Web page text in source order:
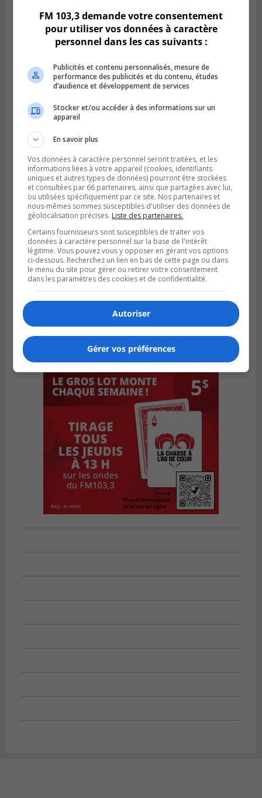
Publié le 27 juillet 2026 à 19h58
Metro prend les moyens pour protéger son
personnel cadre
FM 103,3 demande votre consentement
pour utiliser vos données à caractère
personnel dans les cas suivants :
Publicités et contenu personnalisés, mesure de
performance des publicités et du contenu, études
d’audience et développement de services
Stocker et/ou accéder à des informations sur un
appareil
En savoir plus
Vos données à caractère personnel seront traitées, et les
informations liées à votre appareil (cookies, identifiants
uniques et autres types de données) pourront être stockées
et consultées par 66 partenaires, ainsi que partagées avec lui,
ou utilisées spécifiquement par ce site. Nos partenaires et
nous-mêmes sommes susceptibles d'utiliser des données de
géolocalisation précises. Liste des partenaires.
Certains fournisseurs sont susceptibles de traiter vos
données à caractère personnel sur la base de l'intérêt
légitime. Vous pouvez vous y opposer en gérant vos options
ci-dessous. Recherchez un lien en bas de cette page ou dans
le menu du site pour gérer ou retirer votre consentement
dans les paramètres des cookies et de confidentialité.
Autoriser
Gérer vos préférences